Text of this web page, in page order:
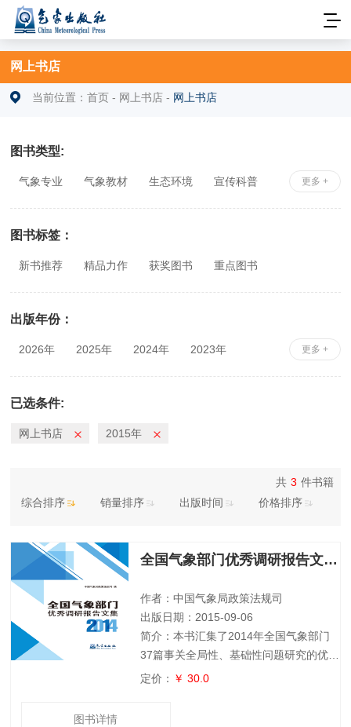
网上书店
当前位置：首页 - 网上书店 - 网上书店
图书类型:
更多 +
气象专业 气象教材 生态环境
宣传科普
图书标签：
新书推荐 精品力作 获奖图书 重点图书
出版年份：
更多 +
2026年 2025年 2024年
2023年
2010年
已选条件:
网上书店 2015年
综合排序 销量排序 出版时间 价格排序
共 3 件书籍
全国气象部门优秀调研报告文集2014
作者：中国气象局政策法规司
出版日期：2015-09-06
简介：本书汇集了2014年全国气象部门
37篇事关全局性、基础性问题研究的优秀
调研报告，从不同的侧面分析了气象业务
定价： ￥ 30.0
图书详情